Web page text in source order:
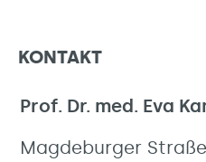
KONTAKT
Prof. Dr. med. Eva
Magdeburger